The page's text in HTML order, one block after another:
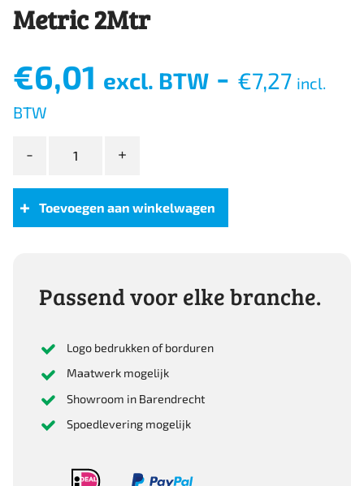
Metric 2Mtr
€6,01 excl. BTW - €7,27 incl.
BTW
Wood
Toevoegen aan winkelwagen
Passend voor elke branche.
Logo bedrukken of borduren
Maatwerk mogelijk
Showroom in Barendrecht
Spoedlevering mogelijk